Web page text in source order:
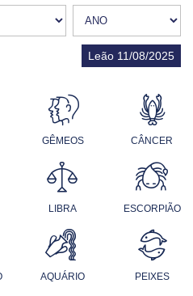
Leão 11/08/2025
GÊMEOS CÂNCER
LIBRA ESCORPIÃO
AQUÁRIO PEIXES